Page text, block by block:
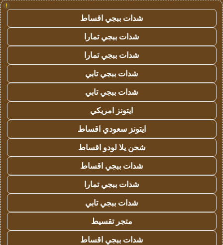
!
شدات ببجي اقساط
شدات ببجي تمارا
شدات ببجي تمارا
شدات ببجي تابي
شدات ببجي تابي
ايتونز امريكي
ايتونز سعودي اقساط
شحن يلا لودو اقساط
شدات ببجي اقساط
شدات ببجي تمارا
شدات ببجي تابي
متجر تقسيط
شدات ببجي اقساط